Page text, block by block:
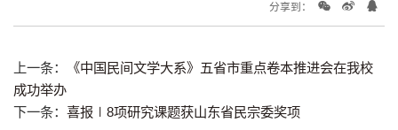
分享到：
上一条：
《中国民间文学大系》五省市重点卷本推进会在我校
成功举办
下一条： 喜报∣8项研究课题获山东省民宗委奖项